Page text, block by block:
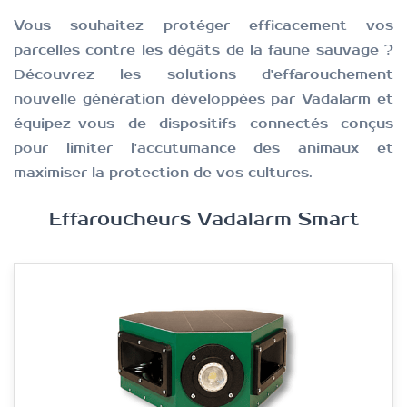
Vous souhaitez protéger efficacement vos
parcelles contre les dégâts de la faune sauvage ?
Découvrez les solutions d'effarouchement
nouvelle génération développées par Vadalarm et
équipez-vous de dispositifs connectés conçus
pour limiter l'accutumance des animaux et
maximiser la protection de vos cultures.
Effaroucheurs Vadalarm Smart